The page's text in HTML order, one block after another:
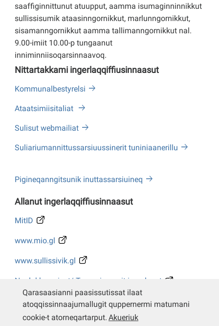
saaffiginnittunut atuupput, aamma isumaginninnikkut
sullissisumik ataasinngornikkut, marlunngornikkut,
sisamanngornikkut aamma tallimanngornikkut nal.
9.00-imiit 10.00-p tungaanut
inniminniisoqarsinnaavoq.
Nittartakkami ingerlaqqiffiusinnaasut
Kommunalbestyrelsi
Ataatsimiisitaliat
Sulisut webmailiat
Suliariumannittussarsiuussinerit tuniniaanerillu
Pigineqanngitsunik inuttassarsiuineq
Allanut ingerlaqqiffiusinnaasut
MitID
www.mio.gl
www.sullissivik.gl
Naalakkersuisut/ Tusarniaanerit ingerlasut
Whistleblower
Qarasaasianni paasissutissat ilaat
atoqqissinnaajumallugit quppernermi matumani
cookie-t atorneqartarput. Akueriuk